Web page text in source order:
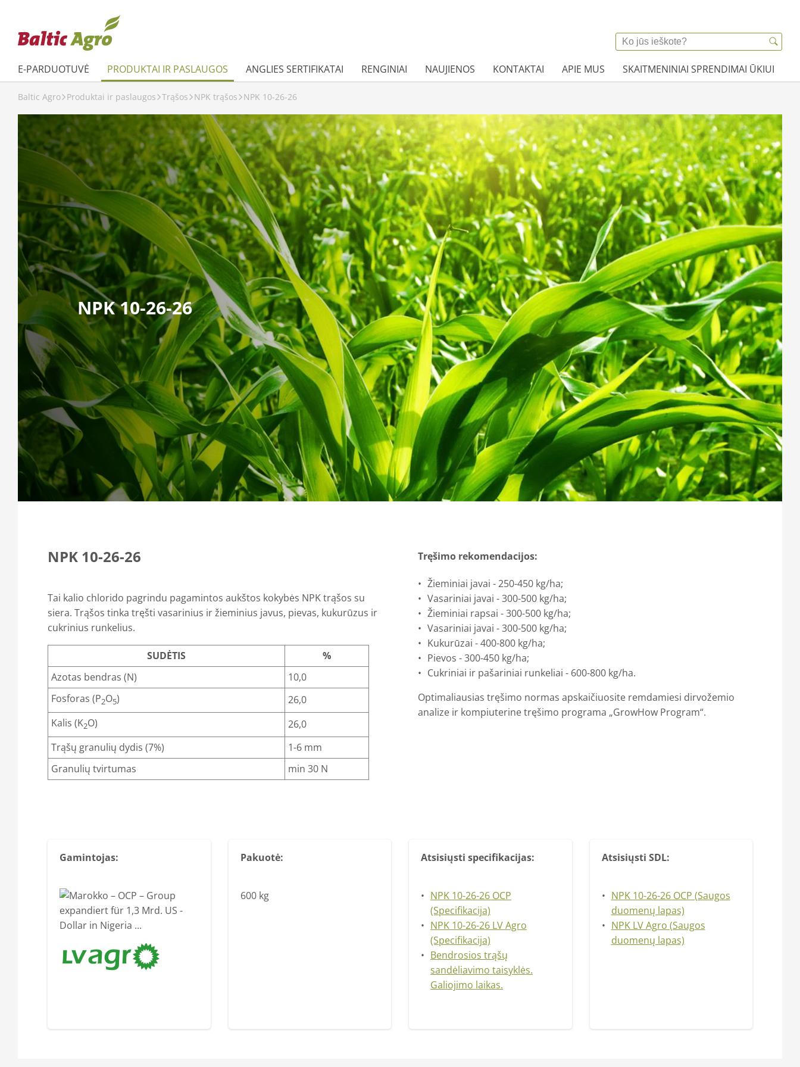
E-PARDUOTUVĖ PRODUKTAI IR PASLAUGOS ANGLIES SERTIFIKATAI RENGINIAI NAUJIENOS KONTAKTAI APIE MUS SKAITMENINIAI SPRENDIMAI ŪKIUI
Baltic Agro Produktai ir paslaugos Trąšos NPK trąšos NPK 10-26-26
NPK 10-26-26
NPK 10-26-26
Tai kalio chlorido pagrindu pagamintos aukštos kokybės NPK trąšos su
siera. Trąšos tinka tręšti vasarinius ir žieminius javus, pievas, kukurūzus ir
cukrinius runkelius.
SUDĖTIS
%
Azotas bendras (N)
10,0
Fosforas (P2O5)
26,0
Kalis (K2O)
26,0
Trąšų granulių dydis (7%)
1-6 mm
Granulių tvirtumas
min 30 N
Tręšimo rekomendacijos:
Žieminiai javai - 250-450 kg/ha;
Vasariniai javai - 300-500 kg/ha;
Žieminiai rapsai - 300-500 kg/ha;
Vasariniai javai - 300-500 kg/ha;
Kukurūzai - 400-800 kg/ha;
Pievos - 300-450 kg/ha;
Cukriniai ir pašariniai runkeliai - 600-800 kg/ha.
Optimaliausias tręšimo normas apskaičiuosite remdamiesi dirvožemio
analize ir kompiuterine tręšimo programa „GrowHow Program“.
Gamintojas: Pakuotė:
600 kg
Atsisiųsti specifikacijas:
NPK 10-26-26 OCP
(Specifikacija)
NPK 10-26-26 LV Agro
(Specifikacija)
Bendrosios trąšų
sandėliavimo taisyklės.
Galiojimo laikas.
Atsisiųsti SDL:
NPK 10-26-26 OCP (Saugos
duomenų lapas)
NPK LV Agro (Saugos
duomenų lapas)